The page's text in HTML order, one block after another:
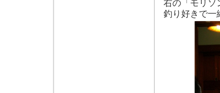
右の「モリソ
釣り好きで一